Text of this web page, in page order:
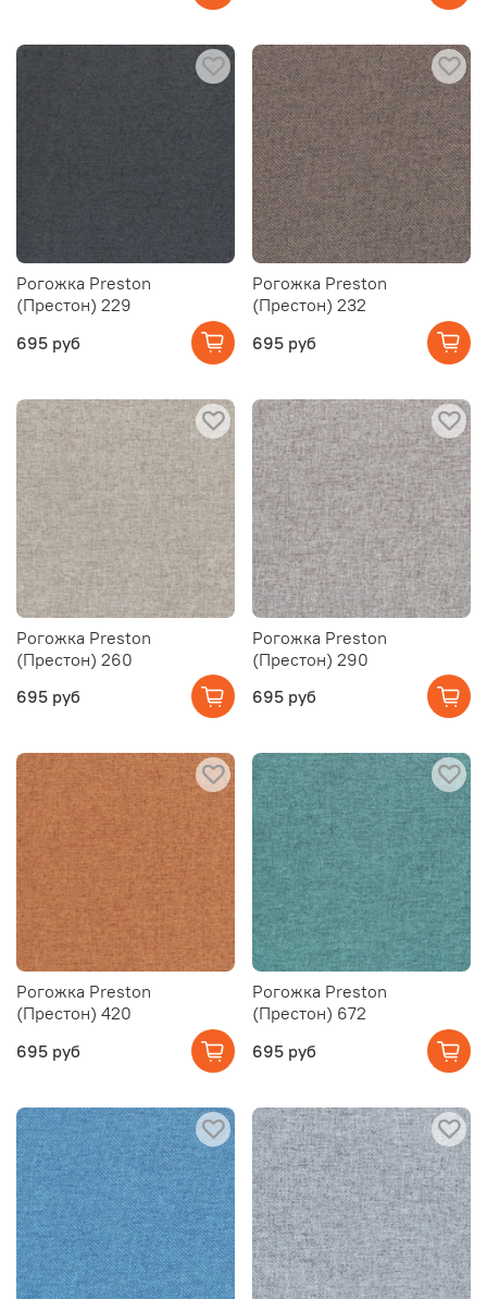
Рогожка Preston
(Престон) 229
695 руб
Рогожка Preston
(Престон) 232
695 руб
Рогожка Preston
(Престон) 260
695 руб
Рогожка Preston
(Престон) 290
695 руб
Рогожка Preston
(Престон) 420
695 руб
Рогожка Preston
(Престон) 672
695 руб